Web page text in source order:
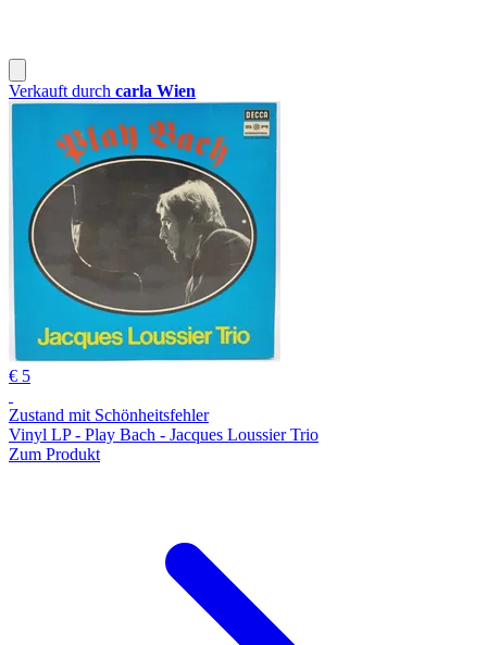
Verkauft durch carla Wien
€ 5
Zustand mit Schönheitsfehler
Vinyl LP - Play Bach - Jacques Loussier Trio
Zum Produkt